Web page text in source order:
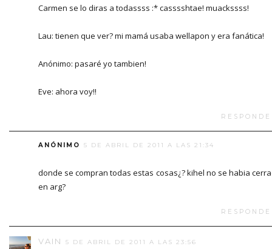
Carmen se lo diras a todassss :* casssshtae! muackssss!
Lau: tienen que ver? mi mamá usaba wellapon y era fanática!
Anónimo: pasaré yo tambien!
Eve: ahora voy!!
ANÓNIMO 5 DE ABRIL DE 2011 A LAS 21:34
donde se compran todas estas cosas¿? kihel no se habia
en arg?
VAIN 5 DE ABRIL DE 2011 A LAS 23:56